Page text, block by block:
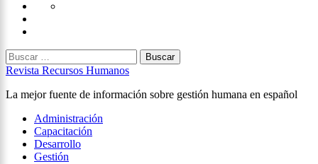
Laborales
Selección
Buscar:
Revista Recursos Humanos
La mejor fuente de información sobre gestión humana en español
Menú
principal
Administración
Capacitación
Desarrollo
Gestión